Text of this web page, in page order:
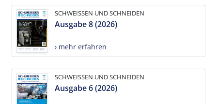
SCHWEISSEN UND SCHNEIDEN
Ausgabe 8 (2026)
› mehr erfahren
SCHWEISSEN UND SCHNEIDEN
Ausgabe 6 (2026)